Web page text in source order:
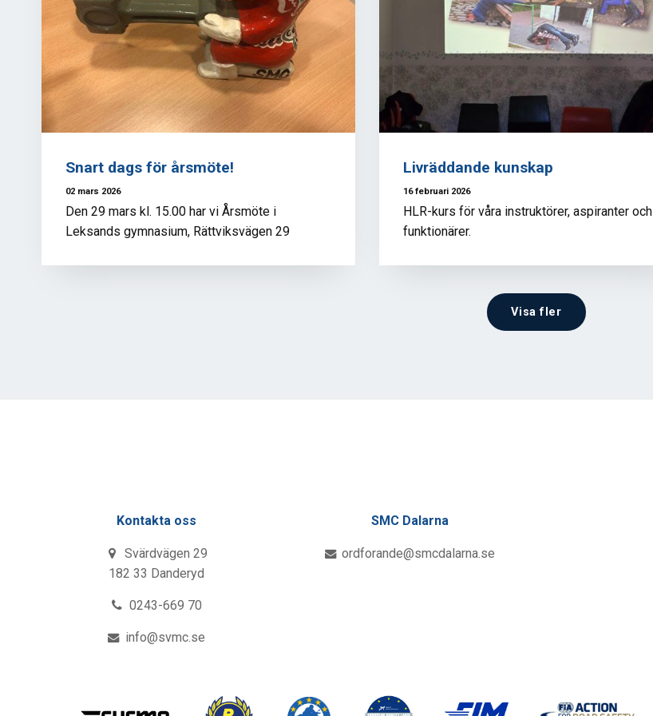
Snart dags för årsmöte!
02 mars 2026
Den 29 mars kl. 15.00 har vi Årsmöte i
Leksands gymnasium, Rättviksvägen 29
Livräddande kunskap
16 februari 2026
HLR-kurs för våra instruktörer, aspiranter och
funktionärer.
Visa fler
Kontakta oss
Svärdvägen 29
182 33 Danderyd
0243-669 70
info@svmc.se
SMC Dalarna
ordforande@smcdalarna.se